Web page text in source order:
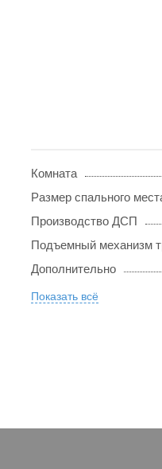
Комната
Размер спального
Производство ДСП
Подъемный механизм
Дополнительно
Показать всё